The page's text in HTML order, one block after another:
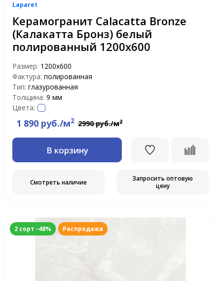
Laparet
Керамогранит Calacatta Bronze
(Калакатта Бронз) белый
полированный 1200х600
Размер: 1200x600
Фактура: полированная
Тип: глазурованная
Толщина: 9 мм
Цвета:
1 890 руб./м2 2990 руб./м2
В корзину
Смотреть наличие
Запросить оптовую
цену
2 сорт -48% Распродажа